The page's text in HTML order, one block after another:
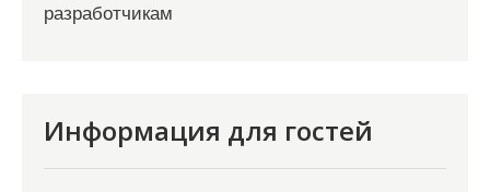
разработчикам
Информация для гостей